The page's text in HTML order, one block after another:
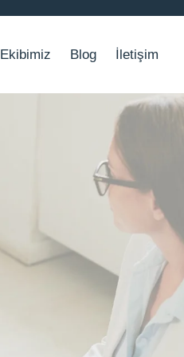
Ekibimiz Blog İletişim